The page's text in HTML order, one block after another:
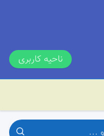
ناحیه کاربری